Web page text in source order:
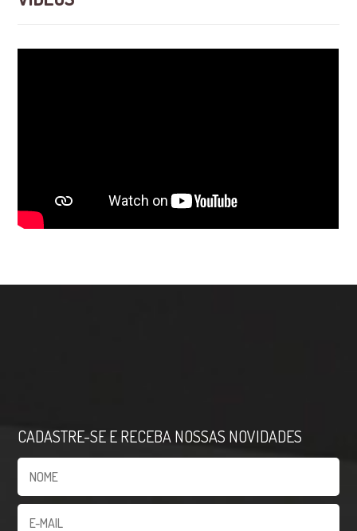
CADASTRE-SE E RECEBA NOSSAS NOVIDADES